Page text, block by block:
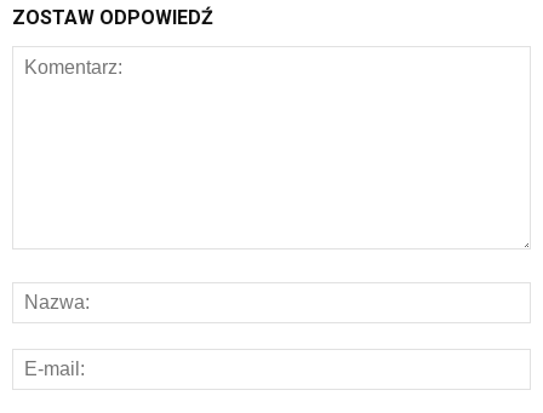
ZOSTAW ODPOWIEDŹ